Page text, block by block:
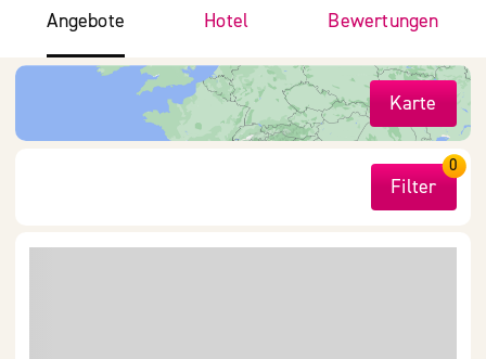
Angebote Hotel Bewertungen
Karte
Filter
0